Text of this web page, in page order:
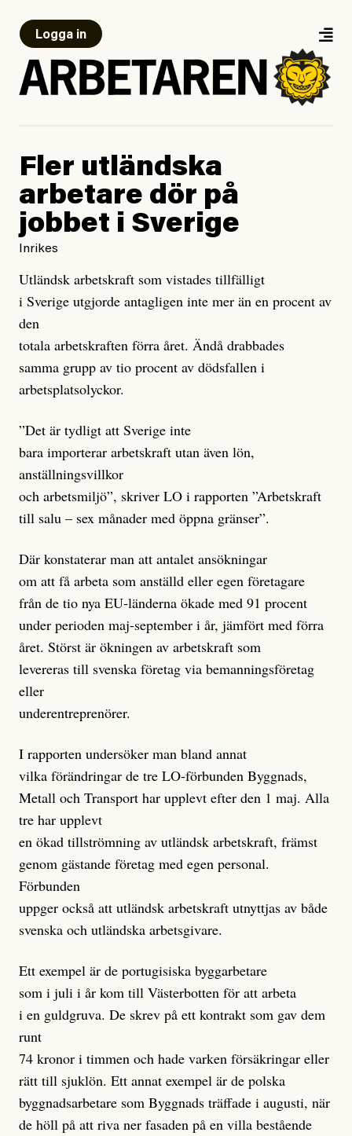
Logga in
Fler utländska
arbetare dör på
jobbet i Sverige
Inrikes
Utländsk arbetskraft som vistades tillfälligt
i Sverige utgjorde antagligen inte mer än en procent av
den
totala arbetskraften förra året. Ändå drabbades
samma grupp av tio procent av dödsfallen i
arbetsplatsolyckor.
”Det är tydligt att Sverige inte
bara importerar arbetskraft utan även lön,
anställningsvillkor
och arbetsmiljö”, skriver LO i rapporten ”Arbetskraft
till salu – sex månader med öppna gränser”.
Där konstaterar man att antalet ansökningar
om att få arbeta som anställd eller egen företagare
från de tio nya EU-länderna ökade med 91 procent
under perioden maj-september i år, jämfört med förra
året. Störst är ökningen av arbetskraft som
levereras till svenska företag via bemanningsföretag
eller
underentreprenörer.
I rapporten undersöker man bland annat
vilka förändringar de tre LO-förbunden Byggnads,
Metall och Transport har upplevt efter den 1 maj. Alla
tre har upplevt
en ökad tillströmning av utländsk arbetskraft, främst
genom gästande företag med egen personal.
Förbunden
uppger också att utländsk arbetskraft utnyttjas av både
svenska och utländska arbetsgivare.
Ett exempel är de portugisiska byggarbetare
som i juli i år kom till Västerbotten för att arbeta
i en guldgruva. De skrev på ett kontrakt som gav dem
runt
74 kronor i timmen och hade varken försäkringar eller
rätt till sjuklön. Ett annat exempel är de polska
byggnadsarbetare som Byggnads träffade i augusti, när
de höll på att riva ner fasaden på en villa bestående